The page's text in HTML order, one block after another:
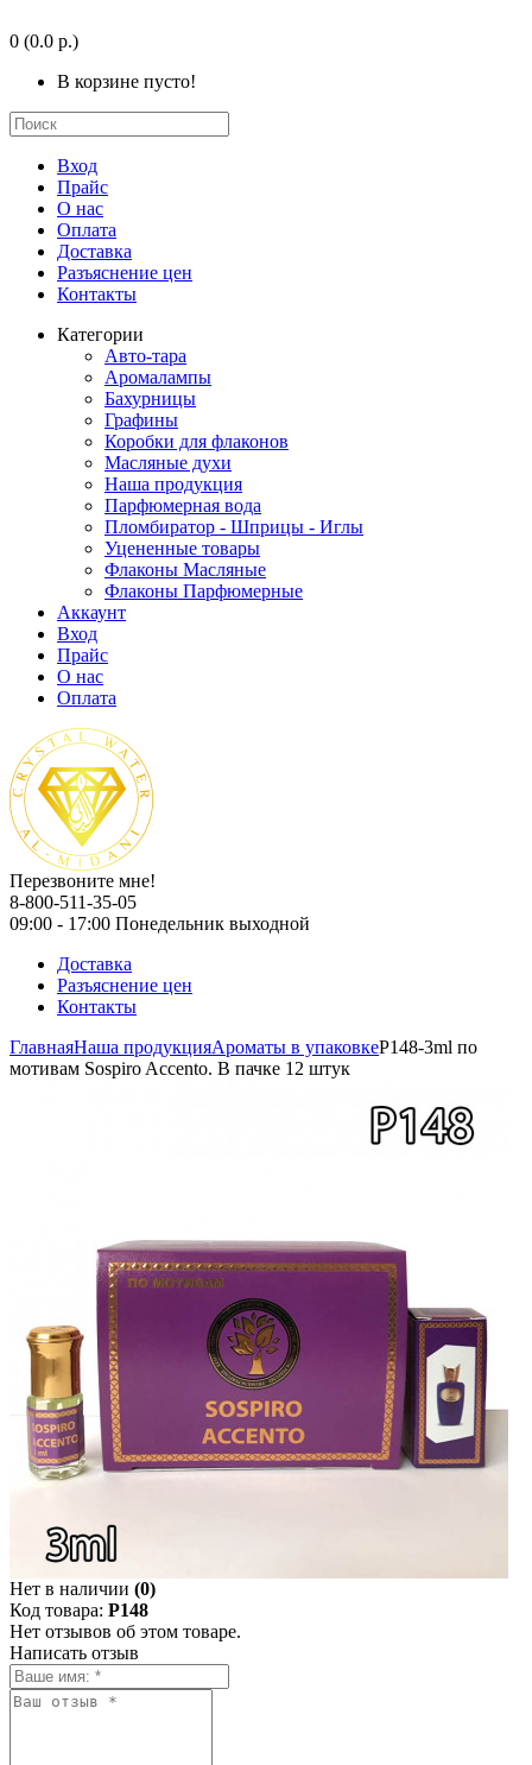
0 (0.0 р.)
В корзине пусто!
Вход
Прайс
О нас
Оплата
Доставка
Разъяснение цен
Контакты
Категории
Авто-тара
Аромалампы
Бахурницы
Графины
Коробки для флаконов
Масляные духи
Наша продукция
Парфюмерная вода
Пломбиратор - Шприцы - Иглы
Уцененные товары
Флаконы Масляные
Флаконы Парфюмерные
Аккаунт
Вход
Прайс
О нас
Оплата
Перезвоните мне!
8-800-511-35-05
09:00 - 17:00 Понедельник выходной
Доставка
Разъяснение цен
Контакты
ГлавнаяНаша продукцияАроматы в упаковкеP148-3ml по
мотивам Sospiro Accento. В пачке 12 штук
Нет в наличии (0)
Код товара: P148
Нет отзывов об этом товаре.
Написать отзыв